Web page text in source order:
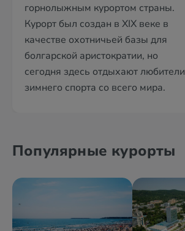
горнолыжным курортом страны.
Курорт был создан в XIX веке в
качестве охотничьей базы для
болгарской аристократии, но
сегодня здесь отдыхают любители
зимнего спорта со всего мира.
Популярные курорты